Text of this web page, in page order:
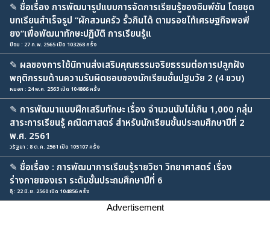
✎ ชื่อเรื่อง การพัฒนารูปแบบการจัดการเรียนรู้ของซิมพ์ซัน โดยชุด
บทเรียนสำเร็จรูป “ผักสวนครัว รั้วกินได้ ตามรอยไท้เศรษฐกิจพอพี
ยง”เพื่อพัฒนาทักษะปฏิบัติ การเรียนรู้แ
ป้อม : 27 ก.พ. 2565 เปิด 103268 ครั้ง
✎ ผลของการใช้นิทานส่งเสริมคุณธรรมจริยธรรมต่อการปลูกฝัง
พฤติกรรมด้านความรับผิดชอบของนักเรียนชั้นปฐมวัย 2 (4 ขวบ)
หมอก : 24 พ.ค. 2563 เปิด 104866 ครั้ง
✎ การพัฒนาแบบฝึกเสริมทักษะ เรื่อง จำนวนนับไม่เกิน 1,000 กลุ่ม
สาระการเรียนรู้ คณิตศาสตร์ สำหรับนักเรียนชั้นประถมศึกษาปีที่ 2
พ.ศ. 2561
วรัฐยา : 8 ต.ค. 2561 เปิด 105107 ครั้ง
✎ ชื่อเรื่อง : การพัฒนาการเรียนรู้รายวิชา วิทยาศาสตร์ เรื่อง
ร่างกายของเรา ระดับชั้นประถมศึกษาปีที่ 6
อุ๊ : 22 มิ.ย. 2560 เปิด 104856 ครั้ง
Advertisement